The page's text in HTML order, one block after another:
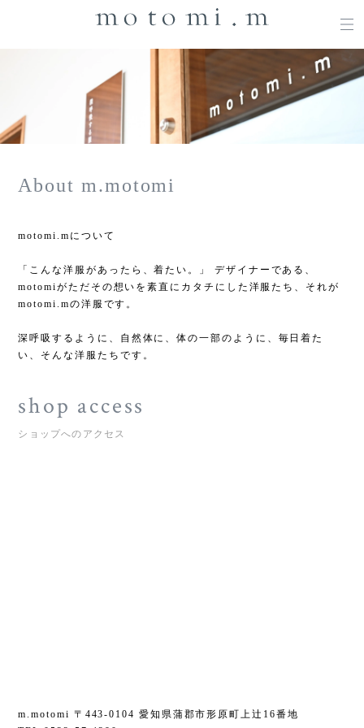
About m.motomi
motomi.mについて
「こんな洋服があったら、着たい。」 デザイナーである、
motomiがただその想いを素直にカタチにした洋服たち、それが
motomi.mの洋服です。
深呼吸するように、自然体に、体の一部のように、毎日着た
い、そんな洋服たちです。
shop access
ショップへのアクセス
m.motomi 〒443-0104 愛知県蒲郡市形原町上辻16番地